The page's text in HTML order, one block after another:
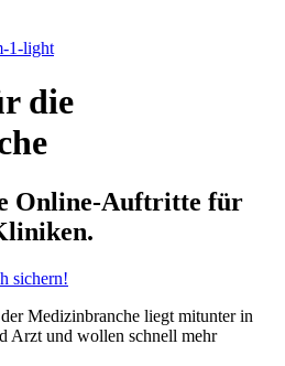
1-light
die
Online-Auftritte für
sichern!
Medizinbranche liegt mitunter in
Arzt und wollen schnell mehr